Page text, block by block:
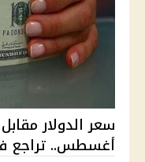
أغسطس.. تراجع في 10 بنوك